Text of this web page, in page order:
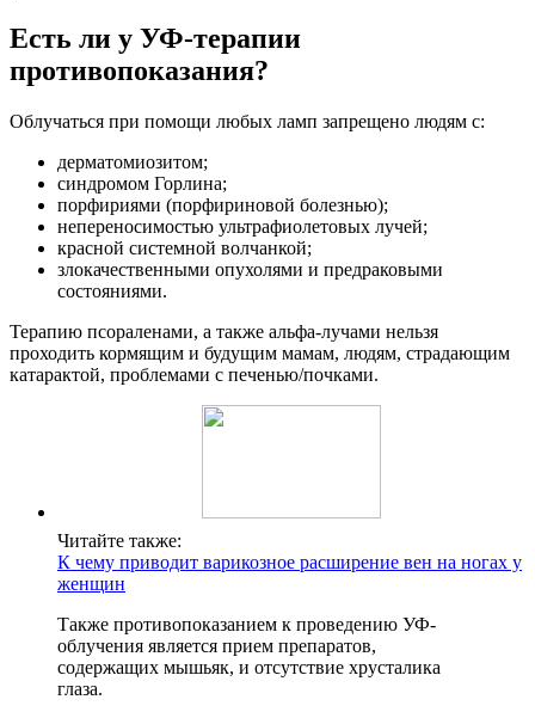
Есть ли у УФ-терапии
противопоказания?
Облучаться при помощи любых ламп запрещено людям с:
дерматомиозитом;
синдромом Горлина;
порфириями (порфириновой болезнью);
непереносимостью ультрафиолетовых лучей;
красной системной волчанкой;
злокачественными опухолями и предраковыми
состояниями.
Терапию псораленами, а также альфа-лучами нельзя
проходить кормящим и будущим мамам, людям, страдающим
катарактой, проблемами с печенью/почками.
Читайте также:
К чему приводит варикозное расширение вен на ногах у
женщин
Также противопоказанием к проведению УФ-
облучения является прием препаратов,
содержащих мышьяк, и отсутствие хрусталика
глаза.